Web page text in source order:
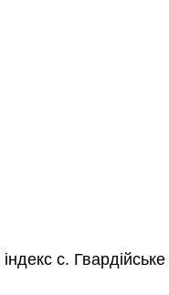
с. Гвардійське